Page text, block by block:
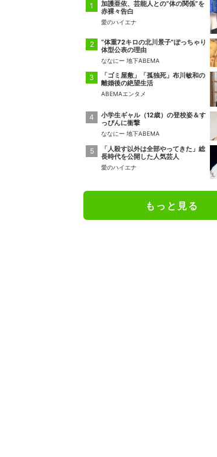
加護亜依、芸能人との“体の関係”を
赤裸々告白
愛のハイエナ
“体重72キロの北川景子”ぽっちゃり
体型公表の理由
ななにー 地下ABEMA
「ゴミ屋敷」「孤独死」布川敏和の
離婚後の絶望生活
ABEMAエンタメ
小学生ギャル（12歳）の登校姿＆す
っぴんに衝撃
ななにー 地下ABEMA
「人殺す以外は全部やってきた」総
長時代を公開した人気芸人
愛のハイエナ
もっと見る